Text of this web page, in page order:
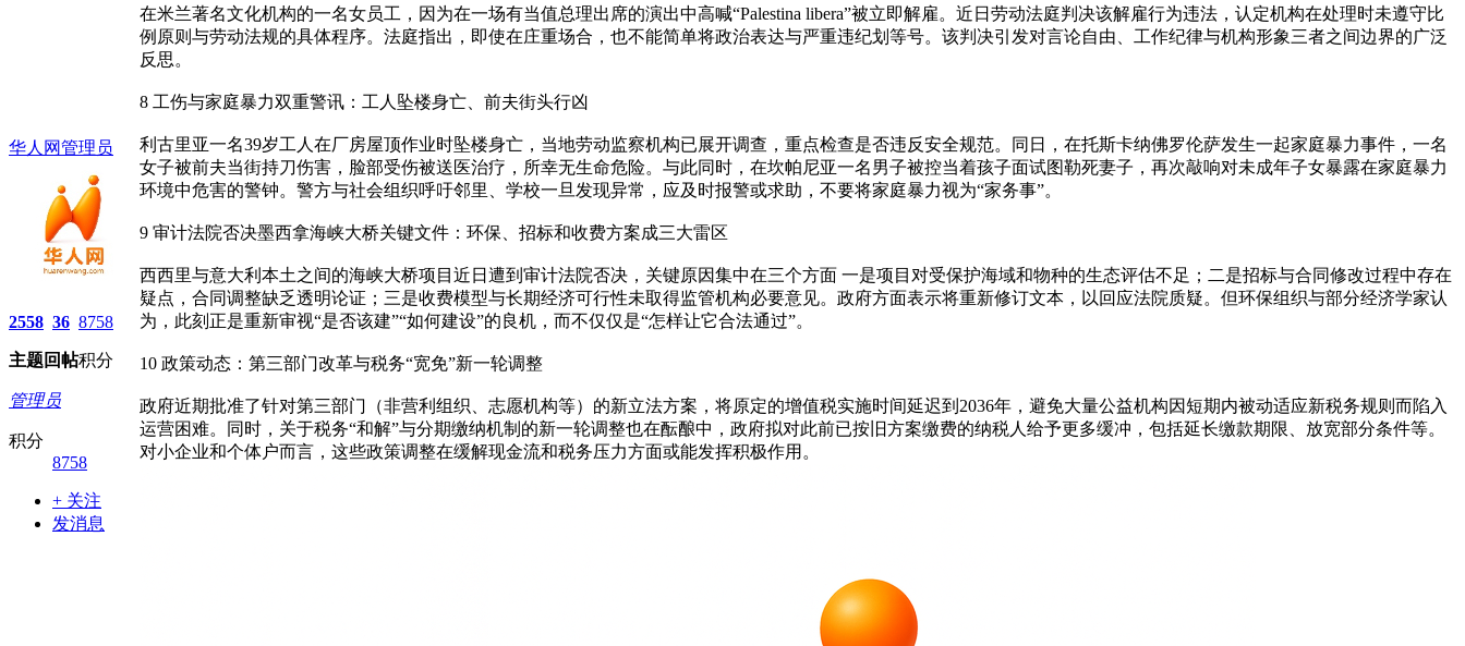
华人网管理员
2558
主题
36
回帖
8758
积分
管理员
积分
8758
+ 关注
发消息
在米兰著名文化机构的一名女员工，因为在一场有当值总理出席的演出中高喊“Palestina libera”被立即解雇。近日劳动法庭判决该解雇行为违法，认定机构在处理时未遵守比
例原则与劳动法规的具体程序。法庭指出，即使在庄重场合，也不能简单将政治表达与严重违纪划等号。该判决引发对言论自由、工作纪律与机构形象三者之间边界的广泛
反思。
8 工伤与家庭暴力双重警讯：工人坠楼身亡、前夫街头行凶
利古里亚一名39岁工人在厂房屋顶作业时坠楼身亡，当地劳动监察机构已展开调查，重点检查是否违反安全规范。同日，在托斯卡纳佛罗伦萨发生一起家庭暴力事件，一名
女子被前夫当街持刀伤害，脸部受伤被送医治疗，所幸无生命危险。与此同时，在坎帕尼亚一名男子被控当着孩子面试图勒死妻子，再次敲响对未成年子女暴露在家庭暴力
环境中危害的警钟。警方与社会组织呼吁邻里、学校一旦发现异常，应及时报警或求助，不要将家庭暴力视为“家务事”。
9 审计法院否决墨西拿海峡大桥关键文件：环保、招标和收费方案成三大雷区
西西里与意大利本土之间的海峡大桥项目近日遭到审计法院否决，关键原因集中在三个方面 一是项目对受保护海域和物种的生态评估不足；二是招标与合同修改过程中存在
疑点，合同调整缺乏透明论证；三是收费模型与长期经济可行性未取得监管机构必要意见。政府方面表示将重新修订文本，以回应法院质疑。但环保组织与部分经济学家认
为，此刻正是重新审视“是否该建”“如何建设”的良机，而不仅仅是“怎样让它合法通过”。
10 政策动态：第三部门改革与税务“宽免”新一轮调整
政府近期批准了针对第三部门（非营利组织、志愿机构等）的新立法方案，将原定的增值税实施时间延迟到2036年，避免大量公益机构因短期内被动适应新税务规则而陷入
运营困难。同时，关于税务“和解”与分期缴纳机制的新一轮调整也在酝酿中，政府拟对此前已按旧方案缴费的纳税人给予更多缓冲，包括延长缴款期限、放宽部分条件等。
对小企业和个体户而言，这些政策调整在缓解现金流和税务压力方面或能发挥积极作用。